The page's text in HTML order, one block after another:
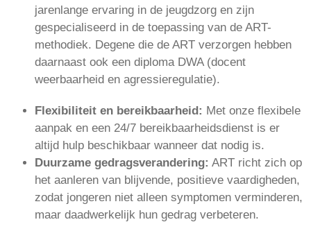
jarenlange ervaring in de jeugdzorg en zijn
gespecialiseerd in de toepassing van de ART-
methodiek. Degene die de ART verzorgen hebben
daarnaast ook een diploma DWA (docent
weerbaarheid en agressieregulatie).
Flexibiliteit en bereikbaarheid: Met onze flexibele
aanpak en een 24/7 bereikbaarheidsdienst is er
altijd hulp beschikbaar wanneer dat nodig is.
Duurzame gedragsverandering: ART richt zich op
het aanleren van blijvende, positieve vaardigheden,
zodat jongeren niet alleen symptomen verminderen,
maar daadwerkelijk hun gedrag verbeteren.